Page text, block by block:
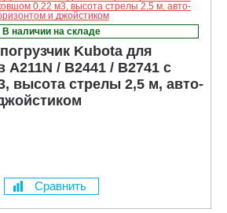
В наличии на складе
Kubota для
A211N / B2441 / B2741 с
высота стрелы 2,5 м, авто-
Сравнить